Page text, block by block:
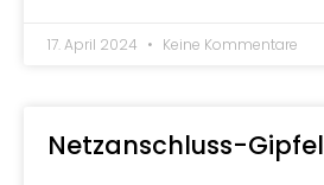
17. April 2024 Keine Kommentare
Netzanschluss-Gipfel